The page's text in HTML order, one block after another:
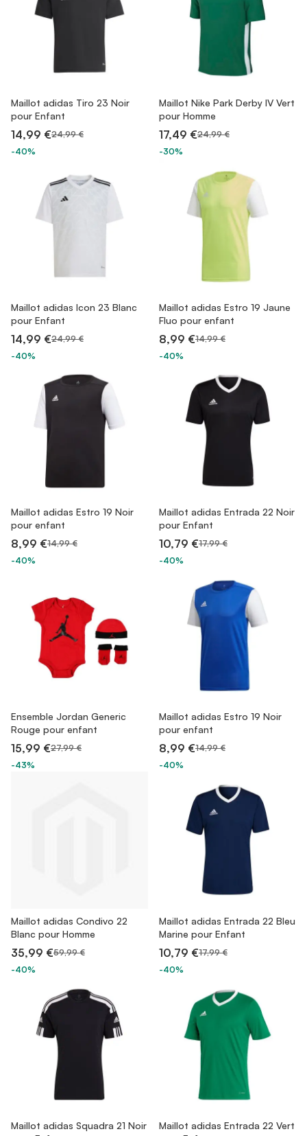
Maillot adidas Tiro 23 Noir
pour Enfant
14,99 €24,99 €
-40%
Maillot Nike Park Derby IV Vert
pour Homme
17,49 €24,99 €
-30%
Maillot adidas Icon 23 Blanc
pour Enfant
14,99 €24,99 €
-40%
Maillot adidas Estro 19 Jaune
Fluo pour enfant
8,99 €14,99 €
-40%
Maillot adidas Estro 19 Noir
pour enfant
8,99 €14,99 €
-40%
Maillot adidas Entrada 22 Noir
pour Enfant
10,79 €17,99 €
-40%
Ensemble Jordan Generic
Rouge pour enfant
15,99 €27,99 €
-43%
Maillot adidas Estro 19 Noir
pour enfant
8,99 €14,99 €
-40%
Maillot adidas Condivo 22
Blanc pour Homme
35,99 €59,99 €
-40%
Maillot adidas Entrada 22 Bleu
Marine pour Enfant
10,79 €17,99 €
-40%
Maillot adidas Squadra 21 Noir
Maillot adidas Entrada 22 Vert